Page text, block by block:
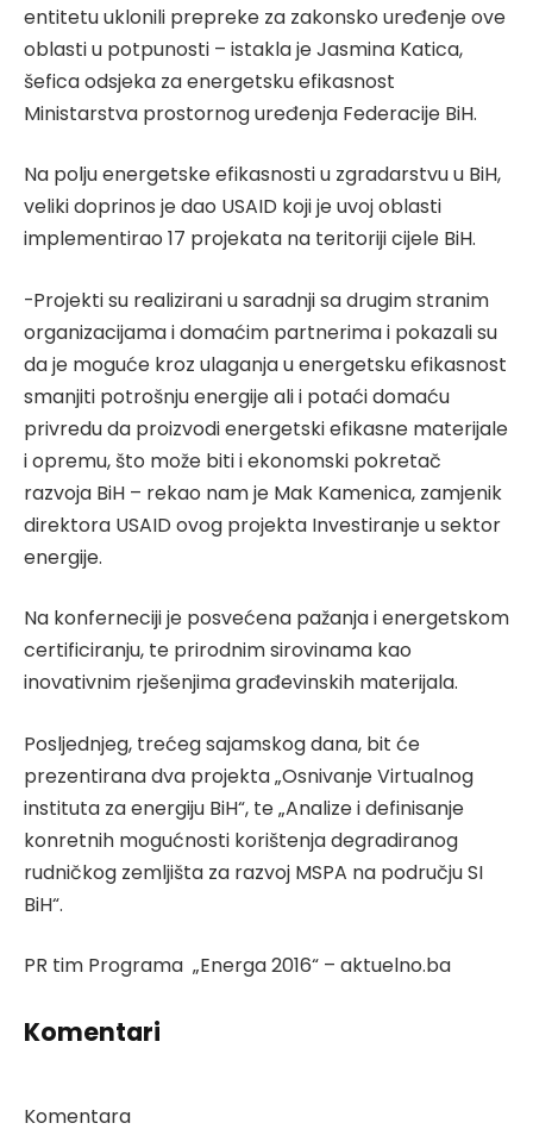
entitetu uklonili prepreke za zakonsko uređenje ove
oblasti u potpunosti – istakla je Jasmina Katica,
šefica odsjeka za energetsku efikasnost
Ministarstva prostornog uređenja Federacije BiH.
Na polju energetske efikasnosti u zgradarstvu u BiH,
veliki doprinos je dao USAID koji je uvoj oblasti
implementirao 17 projekata na teritoriji cijele BiH.
-Projekti su realizirani u saradnji sa drugim stranim
organizacijama i domaćim partnerima i pokazali su
da je moguće kroz ulaganja u energetsku efikasnost
smanjiti potrošnju energije ali i potaći domaću
privredu da proizvodi energetski efikasne materijale
i opremu, što može biti i ekonomski pokretač
razvoja BiH – rekao nam je Mak Kamenica, zamjenik
direktora USAID ovog projekta Investiranje u sektor
energije.
Na konferneciji je posvećena pažanja i energetskom
certificiranju, te prirodnim sirovinama kao
inovativnim rješenjima građevinskih materijala.
Posljednjeg, trećeg sajamskog dana, bit će
prezentirana dva projekta „Osnivanje Virtualnog
instituta za energiju BiH“, te „Analize i definisanje
konretnih mogućnosti korištenja degradiranog
rudničkog zemljišta za razvoj MSPA na području SI
BiH“.
PR tim Programa „Energa 2016“ – aktuelno.ba
Komentari
Komentara